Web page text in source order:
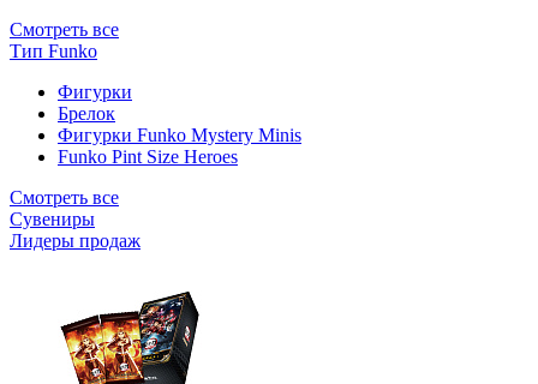
Смотреть все
Тип Funko
Фигурки
Брелок
Фигурки Funko Mystery Minis
Funko Pint Size Heroes
Смотреть все
Сувениры
Лидеры продаж